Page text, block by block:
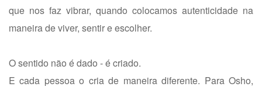
que nos faz vibrar, quando colocamos autenticidade na
maneira de viver, sentir e escolher.
O sentido não é dado - é criado.
E cada pessoa o cria de maneira diferente. Para Osho,